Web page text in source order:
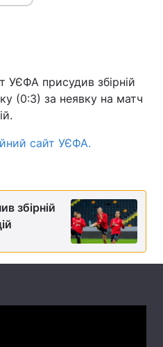
Війна
Наука
Інциденти
УЄФА присудив збірній
(0:3) за неявку на матч
сайт УЄФА.
збірній